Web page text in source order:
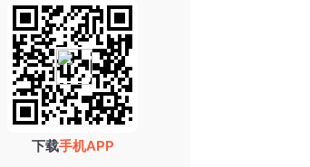
下载手机APP